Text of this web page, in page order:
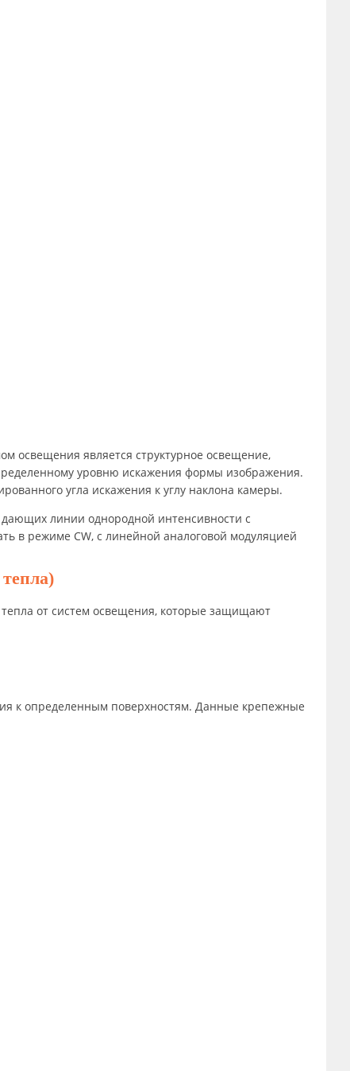
освещения является структурное освещение,
уровню искажения формы изображения.
угла искажения к углу наклона камеры.
линии однородной интенсивности с
в режиме CW, с линейной аналоговой модуляцией
от систем освещения, которые защищают
к определенным поверхностям. Данные крепежные